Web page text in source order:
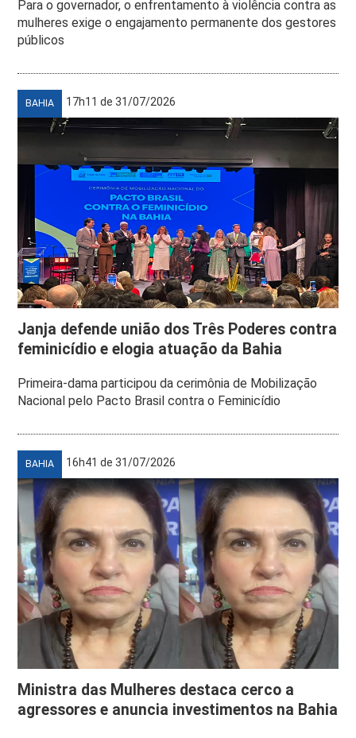
Para o governador, o enfrentamento à violência contra as
mulheres exige o engajamento permanente dos gestores
públicos
BAHIA 17h11 de 31/07/2026
Janja defende união dos Três Poderes contra
feminicídio e elogia atuação da Bahia
Primeira-dama participou da cerimônia de Mobilização
Nacional pelo Pacto Brasil contra o Feminicídio
BAHIA 16h41 de 31/07/2026
Ministra das Mulheres destaca cerco a
agressores e anuncia investimentos na Bahia